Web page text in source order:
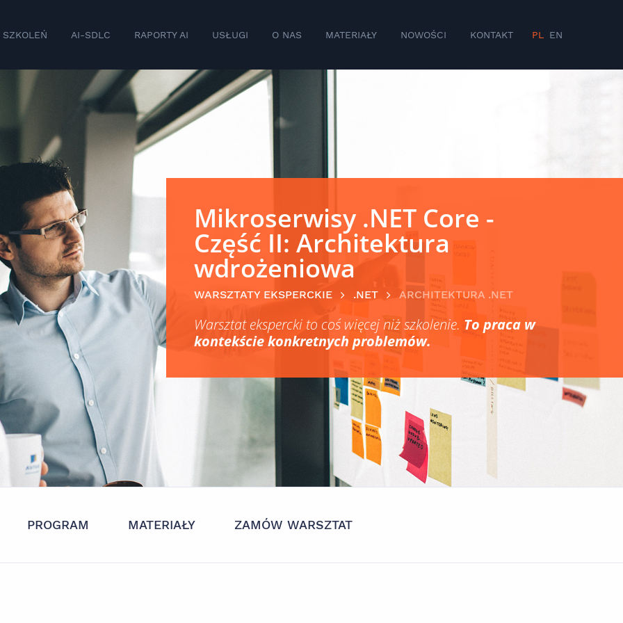
SZKOLEŃ AI-SDLC RAPORTY AI USŁUGI O NAS MATERIAŁY NOWOŚCI KONTAKT PL EN
Mikroserwisy .NET Core -
Część II: Architektura
wdrożeniowa
WARSZTATY EKSPERCKIE .NET ARCHITEKTURA .NET
Warsztat ekspercki to coś więcej niż szkolenie. To praca w
kontekście konkretnych problemów.
PROGRAM MATERIAŁY ZAMÓW WARSZTAT